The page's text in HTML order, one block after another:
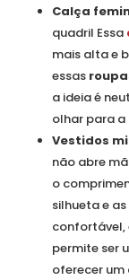
Calça
quadril Essa
mais alta e
essas
a ideia é
olhar para a
Vestidos
não abre
o
silhueta e
confortável,
permite ser
oferecer